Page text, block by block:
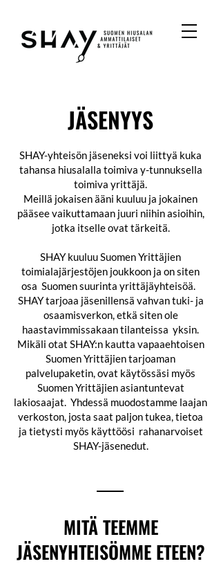
JÄSENYYS
SHAY-yhteisön jäseneksi voi liittyä kuka
tahansa hiusalalla toimiva y-tunnuksella
toimiva yrittäjä.
Meillä jokaisen ääni kuuluu ja jokainen
pääsee vaikuttamaan juuri niihin asioihin,
jotka itselle ovat tärkeitä.
SHAY kuuluu Suomen Yrittäjien
toimialajärjestöjen joukkoon ja on siten
osa Suomen suurinta yrittäjäyhteisöä.
SHAY tarjoaa jäsenillensä vahvan tuki- ja
osaamisverkon, etkä siten ole
haastavimmissakaan tilanteissa yksin.
Mikäli otat SHAY:n kautta vapaaehtoisen
Suomen Yrittäjien tarjoaman
palvelupaketin, ovat käytössäsi myös
Suomen Yrittäjien asiantuntevat
lakiosaajat. Yhdessä muodostamme laajan
verkoston, josta saat paljon tukea, tietoa
ja tietysti myös käyttöösi rahanarvoiset
SHAY-jäsenedut.
MITÄ TEEMME
JÄSENYHTEISÖMME ETEEN?